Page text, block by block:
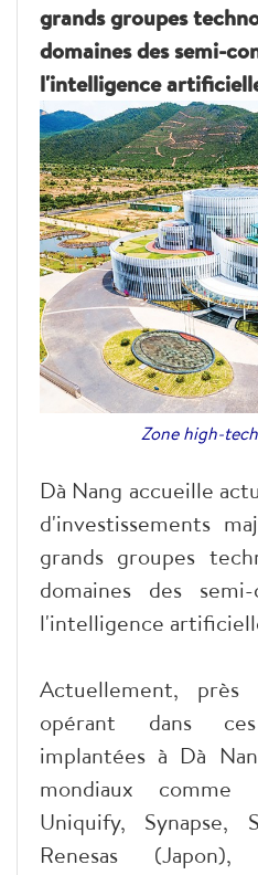
grands groupes
domaines des semi-
l'intelligence
Zone high-
Dà Nang accueille
d'investissements
grands groupes
domaines des
l'intelligence
Actuellement,
opérant dans
implantées à Dà
mondiaux comme
Uniquify, Synapse,
Renesas